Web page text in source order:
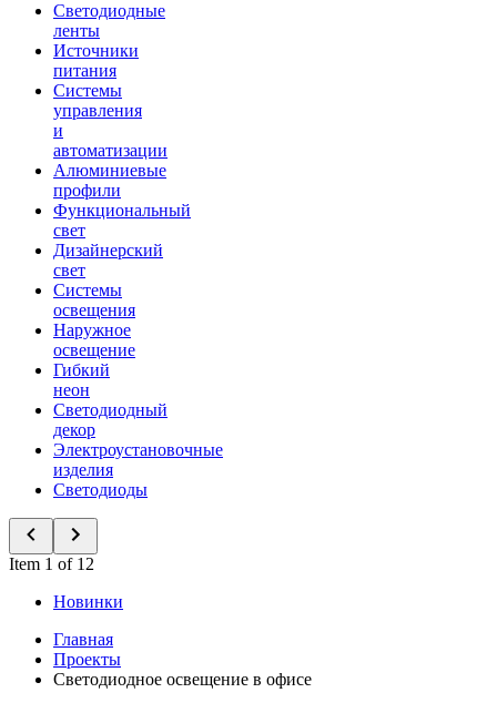
Светодиодные
ленты
Источники
питания
Системы
управления
и
автоматизации
Алюминиевые
профили
Функциональный
свет
Дизайнерский
свет
Системы
освещения
Наружное
освещение
Гибкий
неон
Светодиодный
декор
Электроустановочные
изделия
Светодиоды
Item 1 of 12
Новинки
Главная
Проекты
Светодиодное освещение в офисе